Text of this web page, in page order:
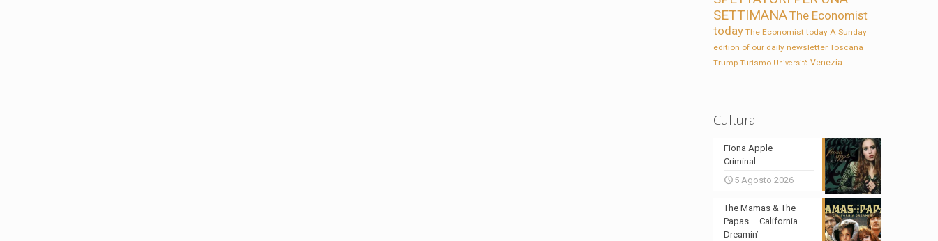
SETTIMANAThe Economist
today The Economist today A Sunday
edition of our daily newsletter Toscana
Trump Turismo Università Venezia
Cultura
Fiona Apple –
Criminal
5 Agosto 2026
The Mamas & The
Papas – California
Dreamin’